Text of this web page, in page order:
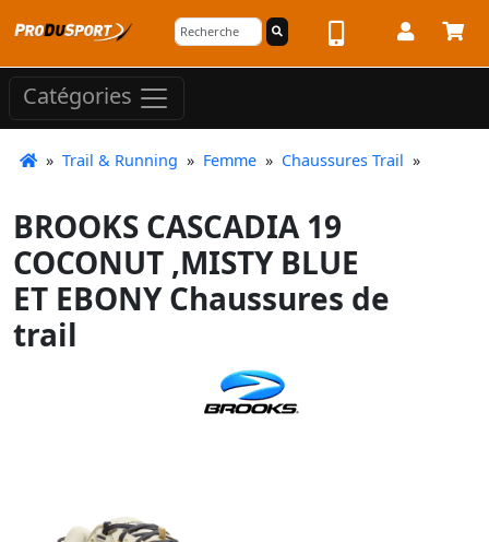
Catégories
» Trail & Running » Femme » Chaussures Trail »
BROOKS CASCADIA 19
COCONUT ,MISTY BLUE
ET EBONY Chaussures de
trail